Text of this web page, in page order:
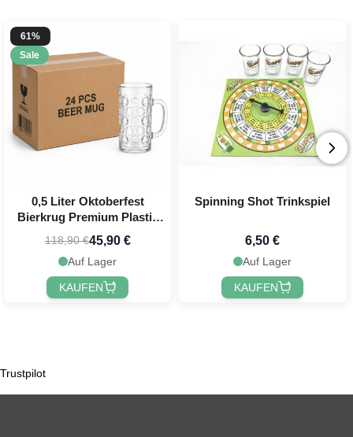
61%
Sale
0,5 Liter Oktoberfest
Bierkrug Premium Plastik
mit Druck 24x
118,90 €45,90 €
Auf Lager
KAUFEN
Spinning Shot Trinkspiel
6,50 €
Auf Lager
KAUFEN
Trustpilot